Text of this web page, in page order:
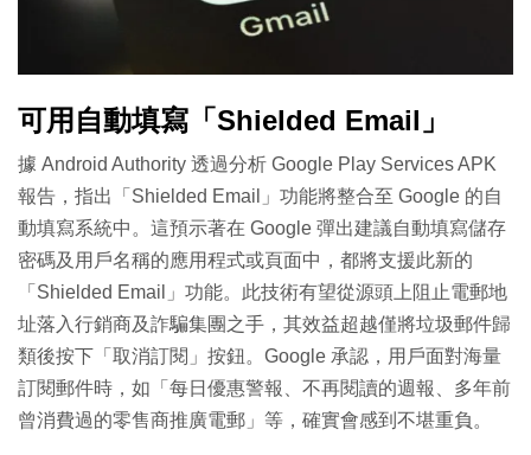
可用自動填寫「Shielded Email」
據 Android Authority 透過分析 Google Play Services APK
報告，指出「Shielded Email」功能將整合至 Google 的自
動填寫系統中。這預示著在 Google 彈出建議自動填寫儲存
密碼及用戶名稱的應用程式或頁面中，都將支援此新的
「Shielded Email」功能。此技術有望從源頭上阻止電郵地
址落入行銷商及詐騙集團之手，其效益超越僅將垃圾郵件歸
類後按下「取消訂閱」按鈕。Google 承認，用戶面對海量
訂閱郵件時，如「每日優惠警報、不再閱讀的週報、多年前
曾消費過的零售商推廣電郵」等，確實會感到不堪重負。